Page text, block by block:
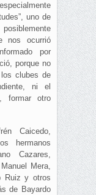
uno de
nos ocurrió
por
porque no
clubes de
ni el
formar otro
Caicedo,
hermanos
Cazares,
Mera,
Ruiz y otros
de Bayardo